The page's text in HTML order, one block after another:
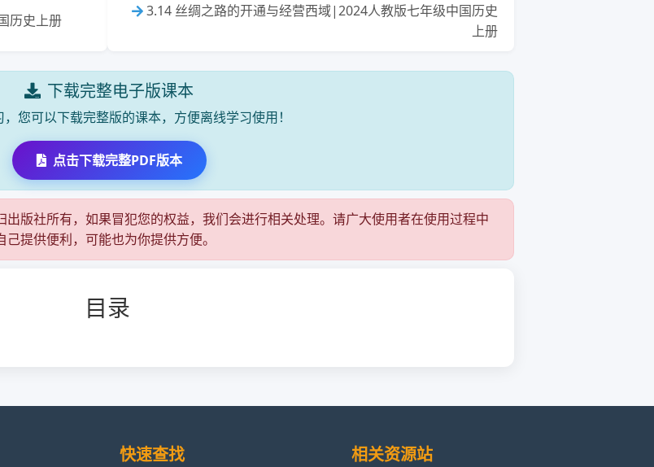
历史上册
3.14 丝绸之路的开通与经营西域|2024人教版七年级中国历史
上册
下载完整电子版课本
您可以下载完整版的课本，方便离线学习使用！
点击下载完整PDF版本
版社所有，如果冒犯您的权益，我们会进行相关处理。请广大使用者在使用过程中
提供便利，可能也为你提供方便。
目录
快速查找 相关资源站